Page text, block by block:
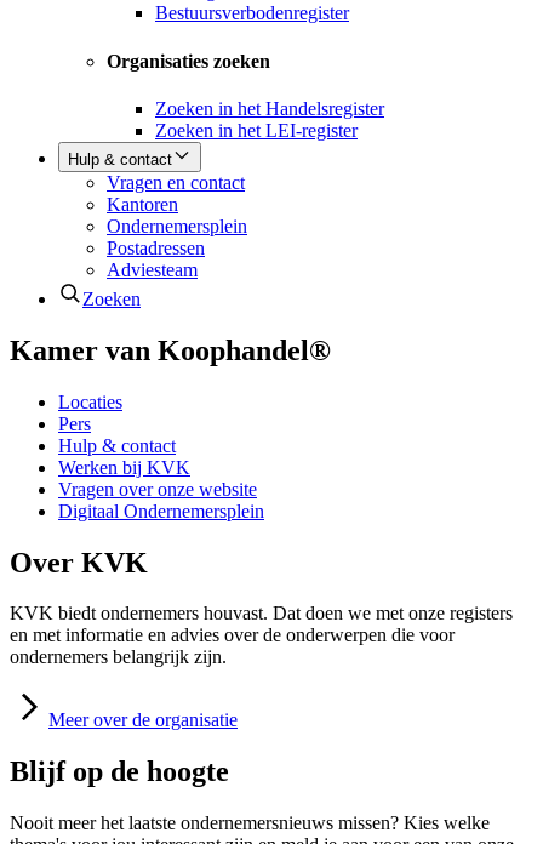
Bestuursverbodenregister
Organisaties zoeken
Zoeken in het Handelsregister
Zoeken in het LEI-register
Hulp & contact
Vragen en contact
Kantoren
Ondernemersplein
Postadressen
Adviesteam
Zoeken
Kamer van Koophandel®
Locaties
Pers
Hulp & contact
Werken bij KVK
Vragen over onze website
Digitaal Ondernemersplein
Over KVK
KVK biedt ondernemers houvast. Dat doen we met onze registers
en met informatie en advies over de onderwerpen die voor
ondernemers belangrijk zijn.
Meer over de organisatie
Blijf op de hoogte
Nooit meer het laatste ondernemersnieuws missen? Kies welke